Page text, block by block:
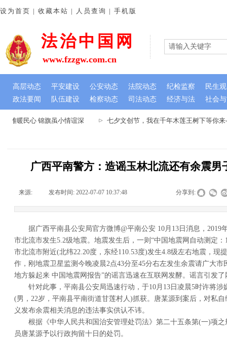
难暖民心 锦旗虽小情谊深 七夕文创节，我在千年木莲王树下等你来
法治中国网
政法要闻 队伍建设 检察动态 司法动态 经济与法 社会
设为首页 | 收藏本站 | 人员查询 | 手机版
www.fzzgw.com.cn
高层动态 平安建设 公安动态 法院动态 纪检监察 民生
广西平南警方：造谣玉林北流还有余震男
来源: 发布时间: 2022-07-07 10:37:48 分享到:
据广西平南县公安局官方微博@平南公安 10月13日消息，2019
市北流市发生5.2级地震。地震发生后，一则“中国地震网自动测定：
市北流市附近(北纬22.20度，东经110.53度)发生4.8级左右地震，现
作，刚地震卫星监测今晚凌晨2点43分至45分右左发生余震请广大
地方躲起来 中国地震网报告”的谣言迅速在互联网发酵。谣言引发
针对此事，平南县公安局迅速行动，于10月13日凌晨5时许将
(男，22岁，平南县平南街道甘莲村人)抓获。唐某源到案后，对私
义发布余震相关消息的违法事实供认不讳。
根据《中华人民共和国治安管理处罚法》第二十五条第(一)项
员唐某源予以行政拘留十日的处罚。